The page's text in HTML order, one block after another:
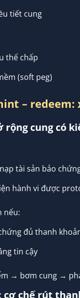
tiết cung
thế chấp
(soft peg)
–
rộng cung có
tài sản bảo
hành vi được
nếu:
đủ thanh
tin cậy
→ bơm cung →
cơ chế rút